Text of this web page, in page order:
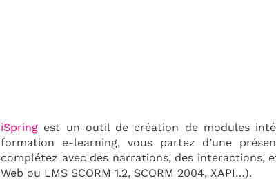
iSpring est un outil de création de modules
formation e-learning, vous partez d’une
complétez avec des narrations, des interactions,
Web ou LMS SCORM 1.2, SCORM 2004, XAPI…).